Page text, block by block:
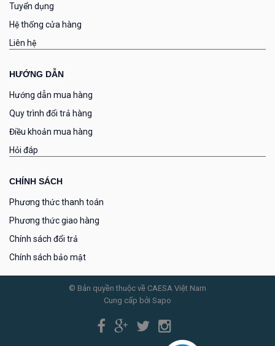
Tuyển dụng
Hệ thống cửa hàng
Liên hệ
HƯỚNG DẪN
Hướng dẫn mua hàng
Quy trình đổi trả hàng
Điều khoản mua hàng
Hỏi đáp
CHÍNH SÁCH
Phương thức thanh toán
Phương thức giao hàng
Chính sách đổi trả
Chính sách bảo mật
© Bản quyền thuộc về CAESA Việt Nam
Cung cấp bởi Sapo